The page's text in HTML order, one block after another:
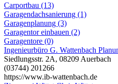
Carportbau (13)
Garagendachsanierung (1)
Garagenplanung (3)
Garagentor einbauen (2)
Garagentore (0)
Ingenieurbüro G. Wattenbach
Siedlungsstr. 2A, 08209 Auerbach
(03744) 201266
https://www.ib-wattenbach.de